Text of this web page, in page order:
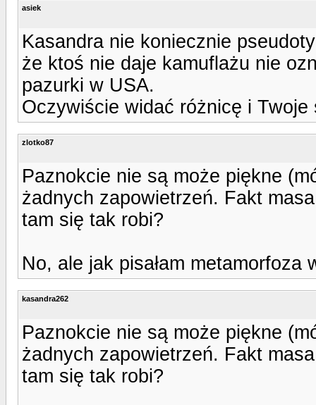
asiek
Kasandra nie koniecznie
że ktoś nie daje kamuflażu nie
pazurki w USA.
Oczywiście widać różnicę i Twoje
zlotko87
Paznokcie nie są może piękne
żadnych zapowietrzeń. Fakt
tam się tak robi?
No, ale jak pisałam metamorfoza
kasandra262
Paznokcie nie są może piękne
żadnych zapowietrzeń. Fakt
tam się tak robi?